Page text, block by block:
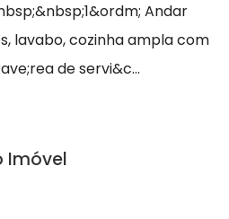
Andar
lavabo, cozinha ampla com
de servi&c...
Imóvel